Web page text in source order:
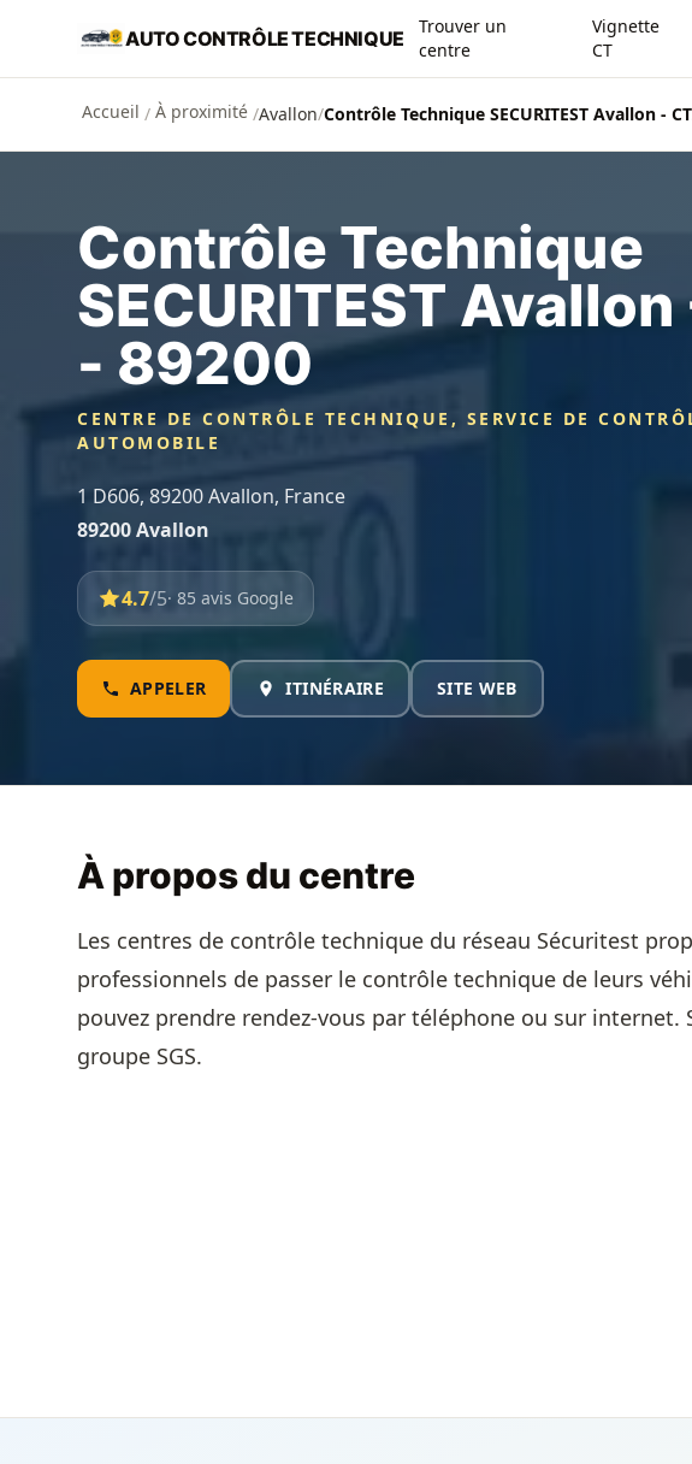
Aller au contenu principal
AUTO CONTRÔLE TECHNIQUE
Trouver un
centre
Vignette
CT
Accueil / À proximité /Avallon/Contrôle Technique SECURITEST Avallon -
Contrôle Technique
SECURITEST
- 89200
CENTRE DE CONTRÔLE TECHNIQUE, SERVICE DE
AUTOMOBILE
1 D606, 89200 Avallon, France
89200 Avallon
4.7/5· 85 avis Google
APPELER ITINÉRAIRE SITE WEB
À propos du centre
Les centres de contrôle technique du réseau Sécuritest
professionnels de passer le contrôle technique de leurs
pouvez prendre rendez-vous par téléphone ou sur internet.
groupe SGS.